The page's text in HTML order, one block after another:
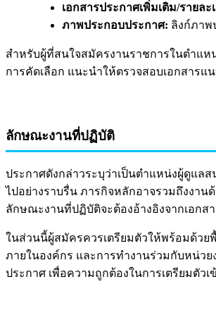
เอกสารประกาศเพิ่มเติม/รายล
ภาพประกอบประกาศ: ลิงก์ภาพ
สำหรับผู้ที่สนใจสมัครงานราชการในตำแ
การคัดเลือก แนะนำให้ตรวจสอบเอกสาร
ลักษณะงานที่ปฏิบัติ
ประกาศดังกล่าวระบุว่าเป็นตำแหน่งผู้ดูแล
ไปอย่างราบรื่น ภารกิจหลักอาจรวมถึงงา
ลักษณะงานที่ปฏิบัติจะต้องอ้างอิงจากเอก
ในส่วนนี้ผู้สมัครควรเตรียมตัวให้พร้อมด้วย
ภายในองค์กร และการทำงานร่วมกับหน่ว
ประกาศ เพื่อความถูกต้องในการเตรียมตัว